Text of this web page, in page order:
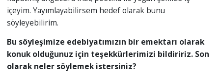
içeyim. Yayımlayabilirsem hedef olarak bunu
söyleyebilirim.
Bu söyleşimize edebiyatımızın bir emektarı olarak
konuk olduğunuz için teşekkürlerimizi bildiririz. Son
olarak neler söylemek istersiniz?